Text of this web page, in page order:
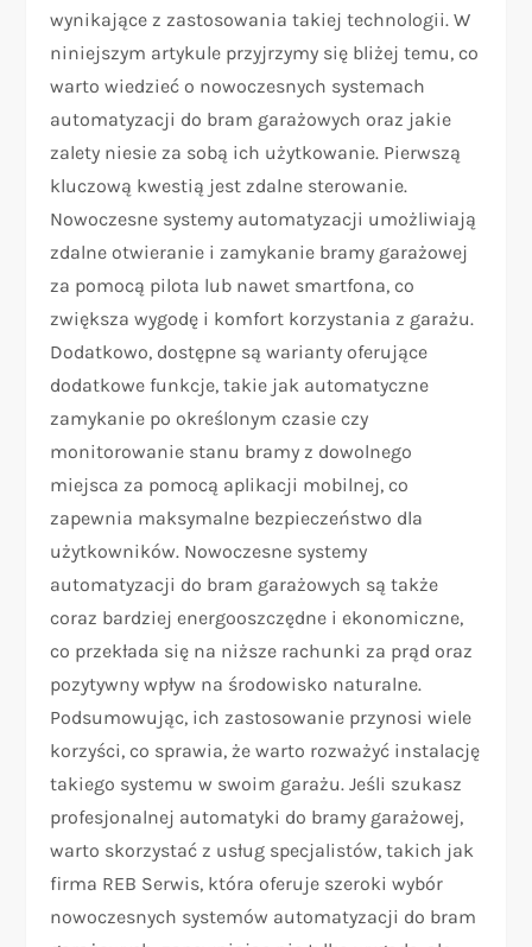
wynikające z zastosowania takiej technologii. W
niniejszym artykule przyjrzymy się bliżej temu, co
warto wiedzieć o nowoczesnych systemach
automatyzacji do bram garażowych oraz jakie
zalety niesie za sobą ich użytkowanie. Pierwszą
kluczową kwestią jest zdalne sterowanie.
Nowoczesne systemy automatyzacji umożliwiają
zdalne otwieranie i zamykanie bramy garażowej
za pomocą pilota lub nawet smartfona, co
zwiększa wygodę i komfort korzystania z garażu.
Dodatkowo, dostępne są warianty oferujące
dodatkowe funkcje, takie jak automatyczne
zamykanie po określonym czasie czy
monitorowanie stanu bramy z dowolnego
miejsca za pomocą aplikacji mobilnej, co
zapewnia maksymalne bezpieczeństwo dla
użytkowników. Nowoczesne systemy
automatyzacji do bram garażowych są także
coraz bardziej energooszczędne i ekonomiczne,
co przekłada się na niższe rachunki za prąd oraz
pozytywny wpływ na środowisko naturalne.
Podsumowując, ich zastosowanie przynosi wiele
korzyści, co sprawia, że warto rozważyć instalację
takiego systemu w swoim garażu. Jeśli szukasz
profesjonalnej automatyki do bramy garażowej,
warto skorzystać z usług specjalistów, takich jak
firma REB Serwis, która oferuje szeroki wybór
nowoczesnych systemów automatyzacji do bram